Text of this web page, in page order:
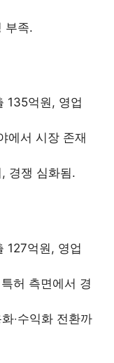
부족.
135억원, 영업
에서 시장 존재
경쟁 심화됨.
127억원, 영업
허 측면에서 경
‧수익화 전환까